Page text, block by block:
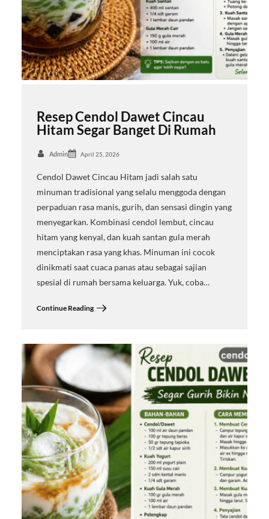
Resep Cendol Dawet Cincau
Hitam Segar Banget Di Rumah
Admin April 25, 2026
Cendol Dawet Cincau Hitam jadi salah satu
minuman tradisional yang selalu menggoda dengan
perpaduan rasa manis, gurih, dan sensasi dingin yang
menyegarkan. Kombinasi cendol lembut, cincau
hitam yang kenyal, dan kuah santan gula merah
menciptakan rasa yang khas. Minuman ini cocok
dinikmati saat cuaca panas atau sebagai sajian
spesial di rumah bersama keluarga. Yuk, coba…
Continue Reading